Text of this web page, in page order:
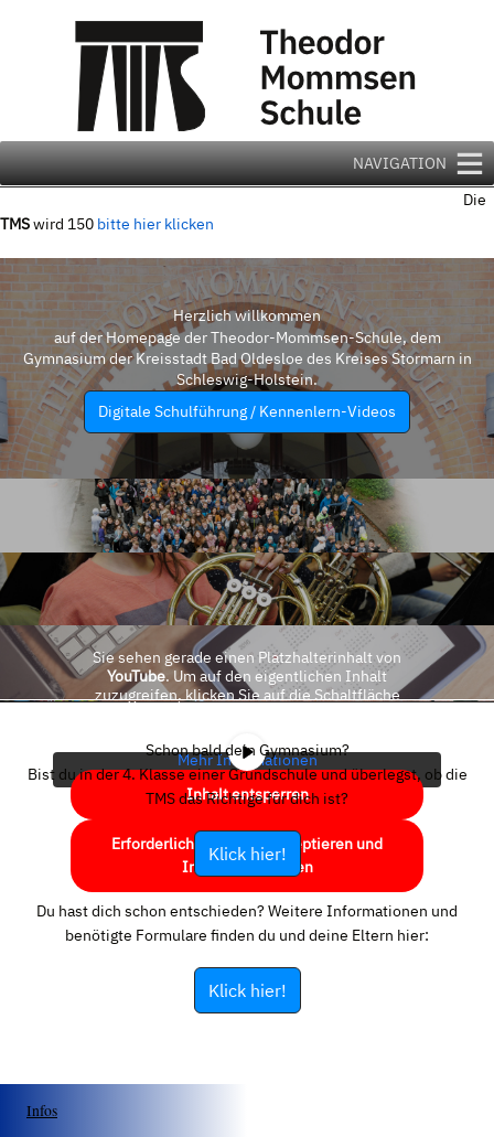
NAVIGATION
Die
TMSwird 150 bitte hier klicken
Herzlich willkommen
auf der Homepage der Theodor-Mommsen-Schule, dem
Gymnasium der Kreisstadt Bad Oldesloe des Kreises Stormarn in
Schleswig-Holstein.
Digitale Schulführung / Kennenlern-Videos
Sie sehen gerade einen Platzhalterinhalt von
YouTube. Um auf den eigentlichen Inhalt
zuzugreifen, klicken Sie auf die Schaltfläche
Mehr Informationen
Inhalt entsperren
Erforderlichen Service akzeptieren und
Inhalte entsperren
Schon bald dein Gymnasium?
Bist du in der 4. Klasse einer Grundschule und überlegst, ob die
TMS das Richtige für dich ist?
Klick hier!
Du hast dich schon entschieden? Weitere Informationen und
benötigte Formulare finden du und deine Eltern hier:
Klick hier!
Infos